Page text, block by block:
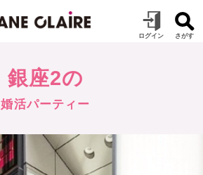
銀座2の
婚活パーティー